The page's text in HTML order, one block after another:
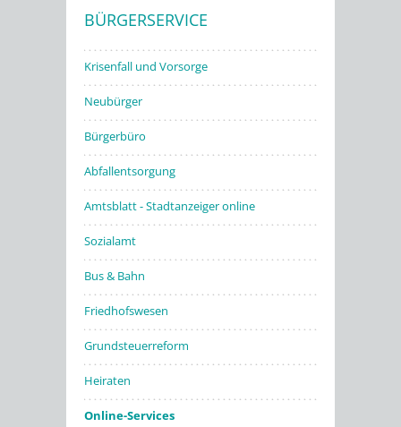
BÜRGERSERVICE
Krisenfall und Vorsorge
Neubürger
Bürgerbüro
Abfallentsorgung
Amtsblatt - Stadtanzeiger online
Sozialamt
Bus & Bahn
Friedhofswesen
Grundsteuerreform
Heiraten
Online-Services